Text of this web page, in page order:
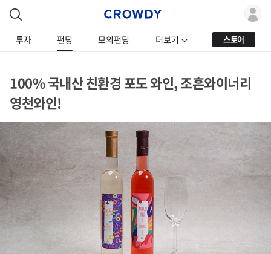
투자 펀딩 모의펀딩 더보기 스토어
100% 국내산 친환경 포도 와인, 조흔와이너리
영천와인!